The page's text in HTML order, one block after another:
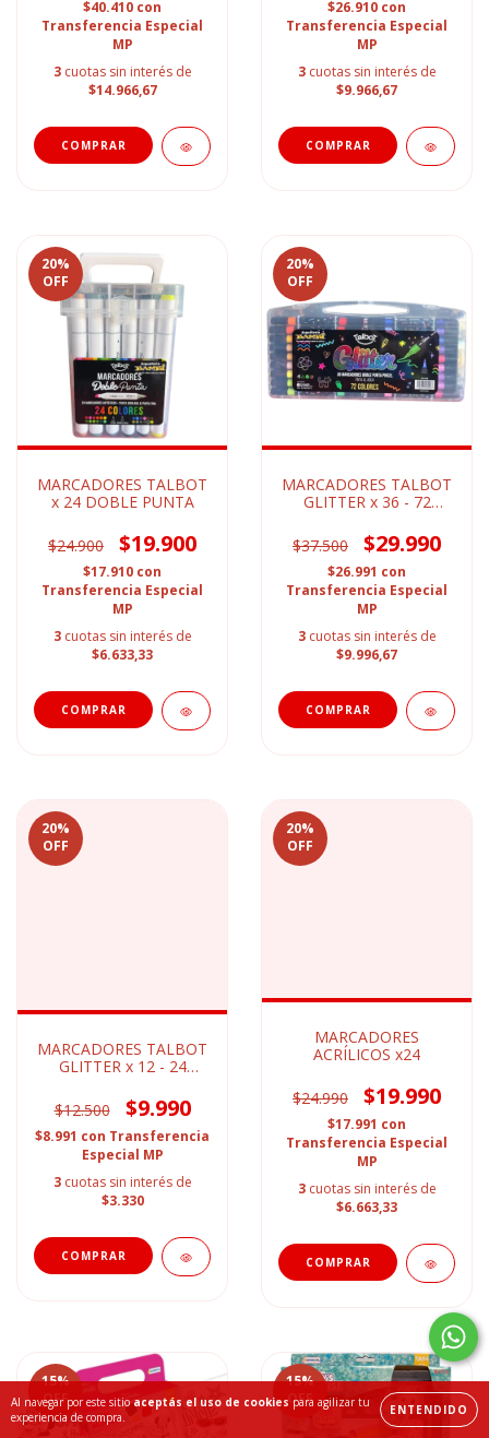
Al navegar por este sitio aceptás el uso de cookies para agilizar tu
experiencia de compra.
ENTENDIDO
$40.410 con
Transferencia Especial
MP
3 cuotas sin interés de
$14.966,67
$26.910 con
Transferencia Especial
MP
3 cuotas sin interés de
$9.966,67
20%
OFF
MARCADORES TALBOT
x 24 DOBLE PUNTA
$24.900 $19.900
$17.910 con
Transferencia Especial
MP
3 cuotas sin interés de
$6.633,33
20%
OFF
MARCADORES TALBOT
GLITTER x 36 - 72
$37.500
$29.990
$26.991 con
Transferencia Especial
MP
3 cuotas sin interés de
$9.996,67
20%
OFF
MARCADORES TALBOT
GLITTER x 12 - 24
$12.500
$9.990
$8.991 con Transferencia
Especial MP
3 cuotas sin interés de
$3.330
20%
OFF
MARCADORES
ACRÍLICOS x24
$24.990 $19.990
$17.991 con
Transferencia Especial
MP
3 cuotas sin interés de
$6.663,33
15%
OFF
15%
OFF